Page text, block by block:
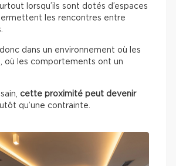
lorsqu’ils sont dotés d’espaces
les rencontres entre
donc dans un environnement où les
où les comportements ont un
cette proximité peut devenir
qu’une contrainte.